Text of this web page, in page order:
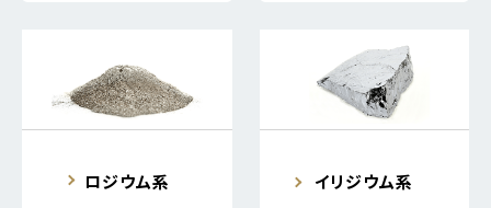
ロジウム系 イリジウム系